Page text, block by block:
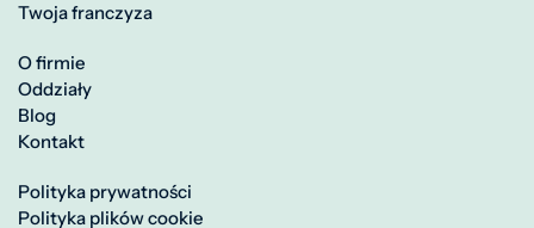
Twoja franczyza
O firmie
Oddziały
Blog
Kontakt
Polityka prywatności
Polityka plików cookie